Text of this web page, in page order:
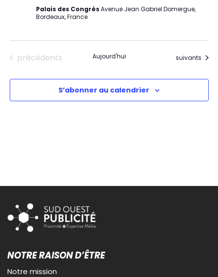
Palais des CongrèsAvenue Jean Gabriel Domergue,
Bordeaux, France
Évènements
précédents Aujourd'hui Évènements
suivants
S’abonner au calendrier
NOTRE RAISON D’ÊTRE
Notre mission